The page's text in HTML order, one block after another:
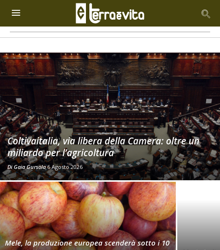
Coltivaitalia, via libera della Camera: oltre un
miliardo per l’agricoltura
DiGaia Gursola 6 Agosto 2026
Mele, la produzione europea scenderà sotto i 10